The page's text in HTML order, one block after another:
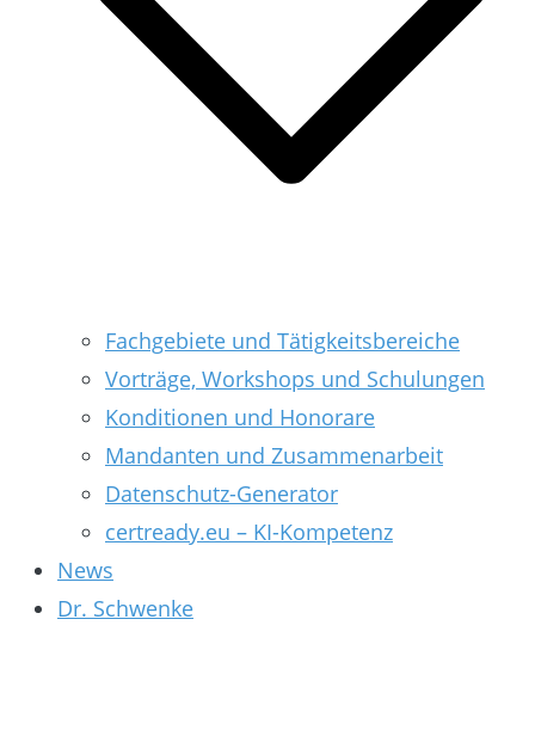
Fachgebiete und Tätigkeitsbereiche
Vorträge, Workshops und Schulungen
Konditionen und Honorare
Mandanten und Zusammenarbeit
Datenschutz-Generator
certready.eu – KI-Kompetenz
News
Dr. Schwenke